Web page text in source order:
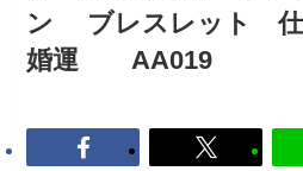
ン ブレスレット 仕
婚運 AA019